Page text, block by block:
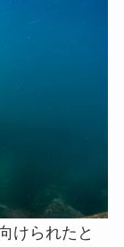
けられたと